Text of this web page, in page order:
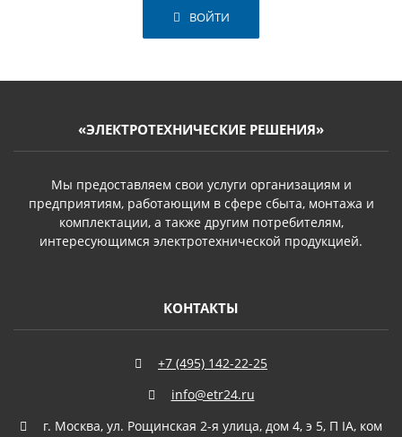
ВОЙТИ
«ЭЛЕКТРОТЕХНИЧЕСКИЕ РЕШЕНИЯ»
Мы предоставляем свои услуги организациям и
предприятиям, работающим в сфере сбыта, монтажа и
комплектации, а также другим потребителям,
интересующимся электротехнической продукцией.
КОНТАКТЫ
+7 (495) 142-22-25
info@etr24.ru
г. Москва, ул. Рощинская 2-я улица, дом 4, э 5, П IА, ком